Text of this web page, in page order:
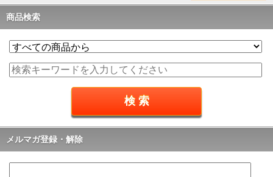
商品検索
メルマガ登録・解除